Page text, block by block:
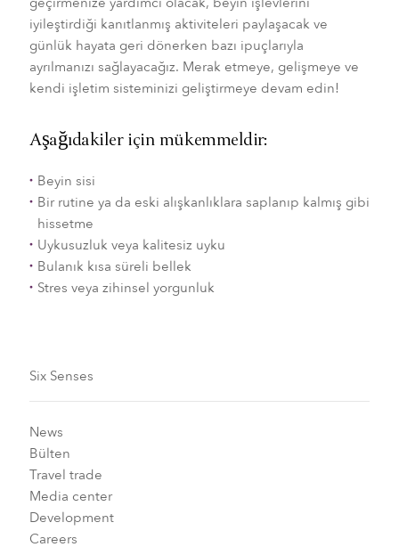
iyileştirdiği kanıtlanmış aktiviteleri paylaşacak ve
günlük hayata geri dönerken bazı ipuçlarıyla
ayrılmanızı sağlayacağız. Merak etmeye, gelişmeye ve
kendi işletim sisteminizi geliştirmeye devam edin!
Aşağıdakiler için mükemmeldir:
Beyin sisi
Bir rutine ya da eski alışkanlıklara saplanıp kalmış gibi
hissetme
Uykusuzluk veya kalitesiz uyku
Bulanık kısa süreli bellek
Stres veya zihinsel yorgunluk
Six Senses
News
Bülten
Travel trade
Media center
Development
Careers